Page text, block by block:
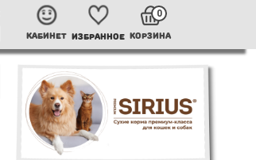
КАБИНЕТ ИЗБРАННОЕ
0
КОРЗИНА